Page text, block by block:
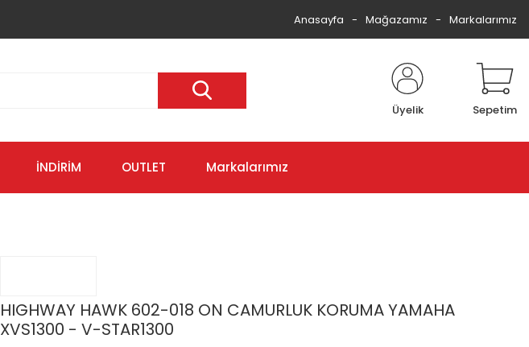
Anasayfa Mağazamız Markalarımız
Üyelik Sepetim
İNDİRİM OUTLET Markalarımız
HIGHWAY HAWK 602-018 ON CAMURLUK KORUMA YAMAHA
XVS1300 - V-STAR1300